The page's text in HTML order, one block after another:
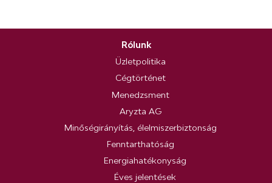
Rólunk
Üzletpolitika
Cégtörténet
Menedzsment
Aryzta AG
Minőségirányítás, élelmiszerbiztonság
Fenntarthatóság
Energiahatékonyság
Éves jelentések